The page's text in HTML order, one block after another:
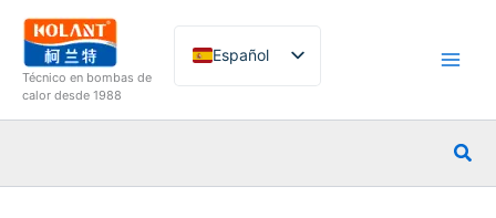
contenido
Técnico en bombas de
calor desde 1988
Español
English